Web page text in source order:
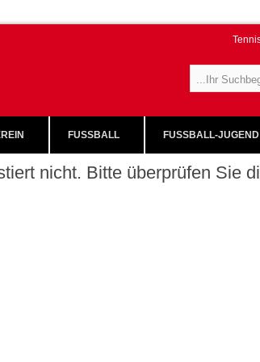
FUSSBALL FUSSBALL-JUGEND
nicht. Bitte überprüfen Sie